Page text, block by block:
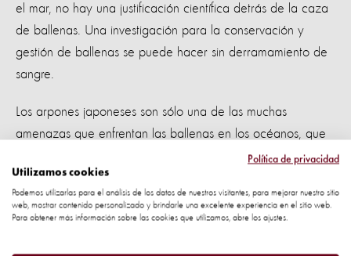
el mar, no hay una justificación científica detrás de la caza
de ballenas. Una investigación para la conservación y
gestión de ballenas se puede hacer sin derramamiento de
sangre.
Los arpones japoneses son sólo una de las muchas
amenazas que enfrentan las ballenas en los océanos, que
incluyen los equipos de pesca abandonados o ' redes
fantasma', las colisiones con embarcaciones, la
contaminación y el cambio climático.
Política de privacidad
Utilizamos cookies
Podemos utilizarlas para el análisis de los datos de nuestros visitantes, para mejorar nuestro sitio
web, mostrar contenido personalizado y brindarle una excelente experiencia en el sitio web.
Para obtener más información sobre las cookies que utilizamos, abre los ajustes.